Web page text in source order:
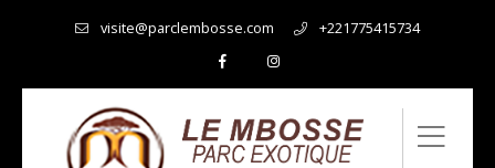
visite@parclembosse.com +221775415734